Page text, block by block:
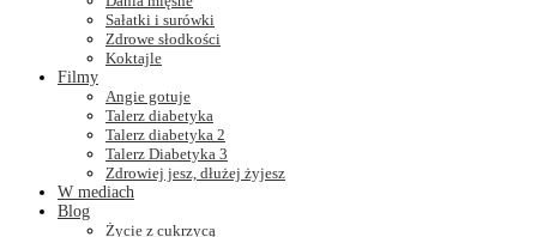
Sałatki i surówki
Zdrowe słodkości
Koktajle
Filmy
Angie gotuje
Talerz diabetyka
Talerz diabetyka 2
Talerz Diabetyka 3
Zdrowiej jesz, dłużej żyjesz
W mediach
Blog
Życie z cukrzycą